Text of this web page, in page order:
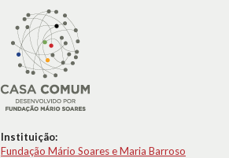
Instituição:
Fundação Mário Soares e Maria Barroso